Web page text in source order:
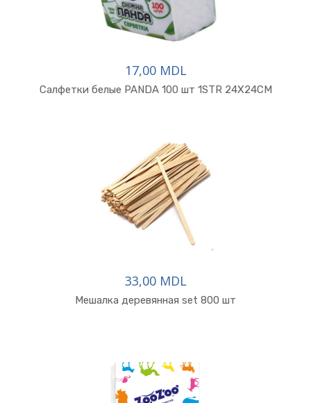
17,00 MDL
Салфетки белые PANDA 100 шт 1STR 24X24CM
33,00 MDL
Мешалка деревянная set 800 шт